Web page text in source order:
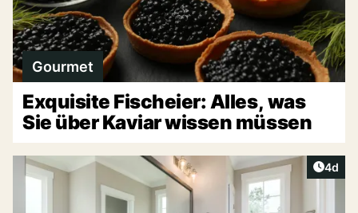
Gourmet
Exquisite Fischeier: Alles, was
Sie über Kaviar wissen müssen
4d